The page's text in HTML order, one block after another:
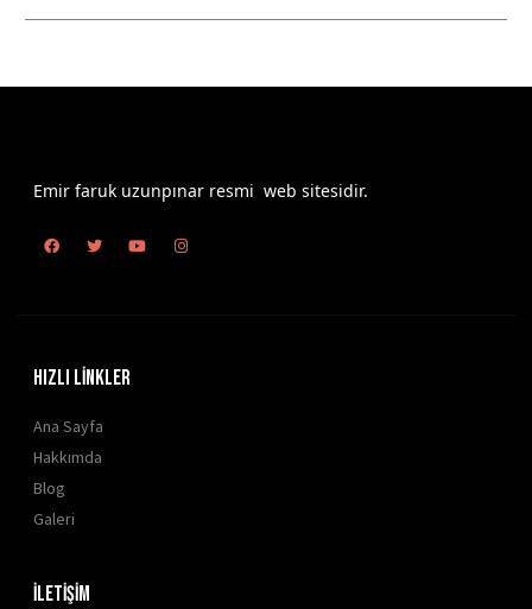
Emir faruk uzunpınar resmi web sitesidir.
HIZLI LİNKLER
Ana Sayfa
Hakkımda
Blog
Galeri
İLETİŞİM